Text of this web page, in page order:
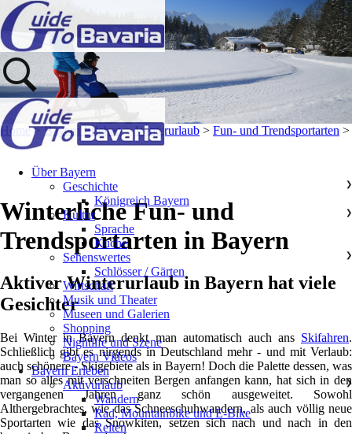
Home>Bayern Erleben>Winterurlaub > Fun- und Trendsportarten >
Winterliche Fun- und
Trendsportarten in Bayern
Aktiver Winterurlaub in Bayern hat viele
Gesichter
Bei Winter in Bayern denkt man automatisch auch ans Skifahren.
Schließlich gibt es nirgends in Deutschland mehr - und mit Verlaub:
auch schönere - Skigebiete als in Bayern! Doch die Palette dessen, was
man so alles mit verschneiten Bergen anfangen kann, hat sich in den
vergangenen Jahren ganz schön ausgeweitet. Sowohl
Althergebrachtes, wie das Schneeschuhwandern, als auch völlig neue
Sportarten wie das Snowkiten, setzen sich nach und nach in den
Über Bayern
Geschichte
❯
Königreich Bayern
Kultur
❯
Sprache
Küche
Sehenswertes
❯
Schlösser / Gärten
Wirtschaft
Musik und Theater
Museen und Galerien
Shopping
Nightlife und Szene
Bayern Videos
Bayern Erleben
Aktivurlaub
❯
Wandern
Rad, Mountainbike und E-Bike
Reiten